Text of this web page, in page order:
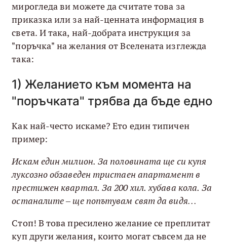
мирогледа ви можете да считате това за
приказка или за най-ценната информация в
света. И така, най-добрата инструкция за
"поръчка" на желания от Вселената изглежда
така:
1) Желанието към момента на
"поръчката" трябва да бъде едно
Как най-често искаме? Ето един типичен
пример:
Искам един милион. За половината ще си купя
луксозно обзаведен тристаен апартамент в
престижен квартал. За 200 хил. хубава кола. За
останалите – ще попътувам свят да видя…
Стоп! В това пресилено желание се преплитат
куп други желания, които могат съвсем да не